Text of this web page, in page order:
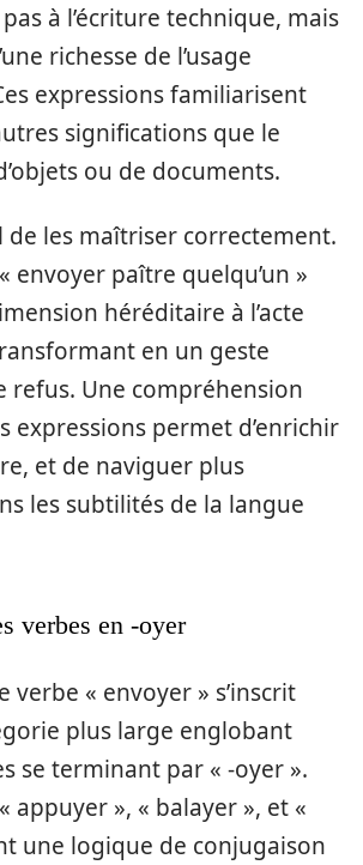
à l’écriture technique, mais
richesse de l’usage
expressions familiarisent
significations que le
ou de documents.
de les maîtriser correctement.
envoyer paître quelqu’un »
héréditaire à l’acte
en un geste
refus. Une compréhension
expressions permet d’enrichir
et de naviguer plus
les subtilités de la langue
verbes en -oyer
verbe « envoyer » s’inscrit
plus large englobant
se terminant par « -oyer ».
appuyer », « balayer », et «
une logique de conjugaison